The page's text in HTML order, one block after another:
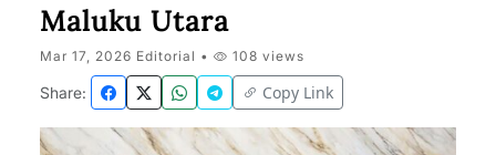
Maluku Utara
Mar 17, 2026 Editorial • 108 views
Share: Copy Link